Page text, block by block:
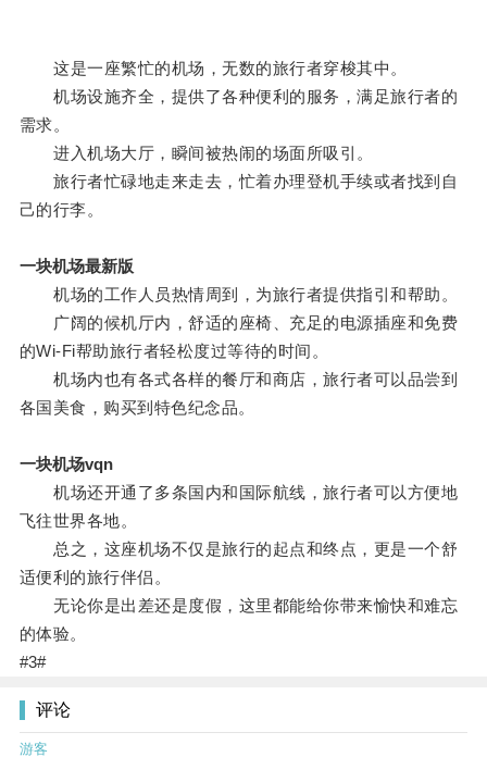
这是一座繁忙的机场，无数的旅行者穿梭其中。
机场设施齐全，提供了各种便利的服务，满足旅行者的
需求。
进入机场大厅，瞬间被热闹的场面所吸引。
旅行者忙碌地走来走去，忙着办理登机手续或者找到自
己的行李。
一块机场最新版
机场的工作人员热情周到，为旅行者提供指引和帮助。
广阔的候机厅内，舒适的座椅、充足的电源插座和免费
的Wi-Fi帮助旅行者轻松度过等待的时间。
机场内也有各式各样的餐厅和商店，旅行者可以品尝到
各国美食，购买到特色纪念品。
一块机场vqn
机场还开通了多条国内和国际航线，旅行者可以方便地
飞往世界各地。
总之，这座机场不仅是旅行的起点和终点，更是一个舒
适便利的旅行伴侣。
无论你是出差还是度假，这里都能给你带来愉快和难忘
的体验。
#3#
评论
游客